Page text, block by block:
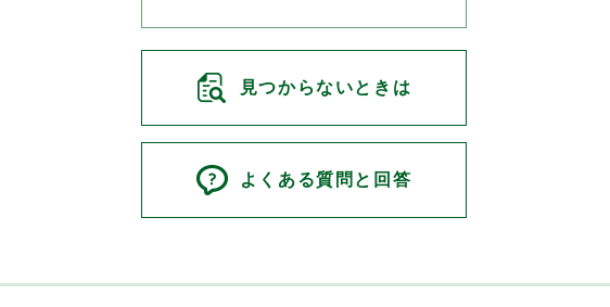
見つからないときは
よくある質問と回答